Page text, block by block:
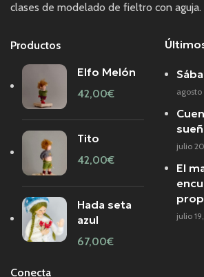
clases de modelado de fieltro con aguja.
Productos
Elfo Melón
42,00€
Tito
42,00€
Hada seta
azul
67,00€
agosto
julio
El
julio
Conecta